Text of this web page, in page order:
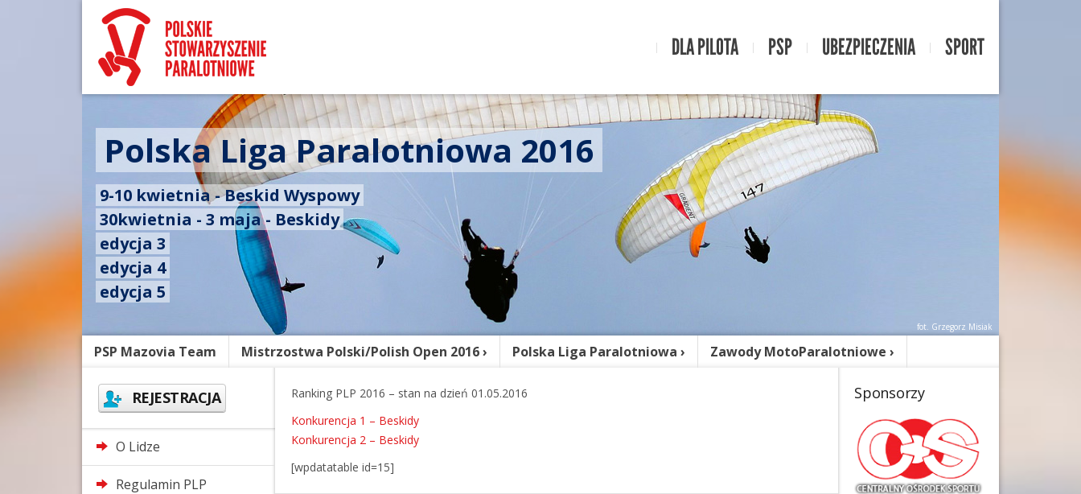
DLA PILOTA PSP UBEZPIECZENIA SPORT
Polska Liga Paralotniowa 2016
9-10 kwietnia - Beskid Wyspowy
30kwietnia - 3 maja - Beskidy
edycja 3
edycja 4
fot. Grzegorz Misiak
edycja 5
PSP Mazovia Team Mistrzostwa Polski/Polish Open 2016 Polska Liga Paralotniowa Zawody MotoParalotniowe
REJESTRACJA
O Lidze
Regulamin PLP
Ranking PLP 2016 – stan na dzień 01.05.2016
Konkurencja 1 – Beskidy
Konkurencja 2 – Beskidy
[wpdatatable id=15]
Sponsorzy